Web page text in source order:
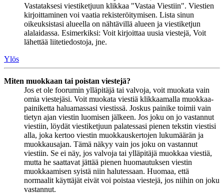
Vastataksesi viestiketjuun klikkaa "Vastaa Viestiin". Viestien
kirjoittaminen voi vaatia rekisteröitymisen. Lista sinun
oikeuksistasi alueella on nähtävillä alueen ja viestiketjun
alalaidassa. Esimerkiksi: Voit kirjoittaa uusia viestejä, Voit
lähettää liitetiedostoja, jne.
Ylös
Miten muokkaan tai poistan viestejä?
Jos et ole foorumin ylläpitäjä tai valvoja, voit muokata vain
omia viestejäsi. Voit muokata viestiä klikkaamalla muokkaa-
painiketta haluamassasi viestissä. Joskus painike toimii vain
tietyn ajan viestin luomisen jälkeen. Jos joku on jo vastannut
viestiin, löydät viestiketjuun palatessasi pienen tekstin viestisi
alla, joka kertoo viestin muokkauskertojen lukumäärän ja
muokkausajan. Tämä näkyy vain jos joku on vastannut
viestiin. Se ei näy, jos valvoja tai ylläpitäjä muokkaa viestiä,
mutta he saattavat jättää pienen huomautuksen viestin
muokkaamisen syistä niin halutessaan. Huomaa, että
normaalit käyttäjät eivät voi poistaa viestejä, jos niihin on joku
vastannut.